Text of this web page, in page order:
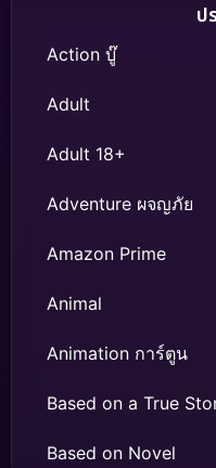
ป
Action บู๊
Adult
Adult 18+
Adventure ผจญภัย
Amazon Prime
Animal
Animation การ์ตูน
Based on a True
Based on Novel